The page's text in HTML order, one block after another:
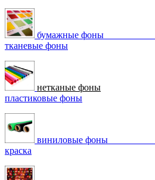
бумажные фоны
тканевые фоны
нетканые фоны
пластиковые фоны
виниловые фоны
краска